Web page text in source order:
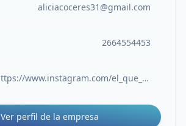
aliciacoceres31@gmail.com
2664554453
https://www.instagram.com/el_que_come_y_no_convida?igsh=MWF2ZXBhNGZmd2NvNw==
Ver perfil de la empresa